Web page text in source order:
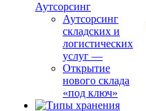
Аутсорсинг
Аутсорсинг
складских и
логистических
услуг —
Открытие
нового склада
«под ключ»